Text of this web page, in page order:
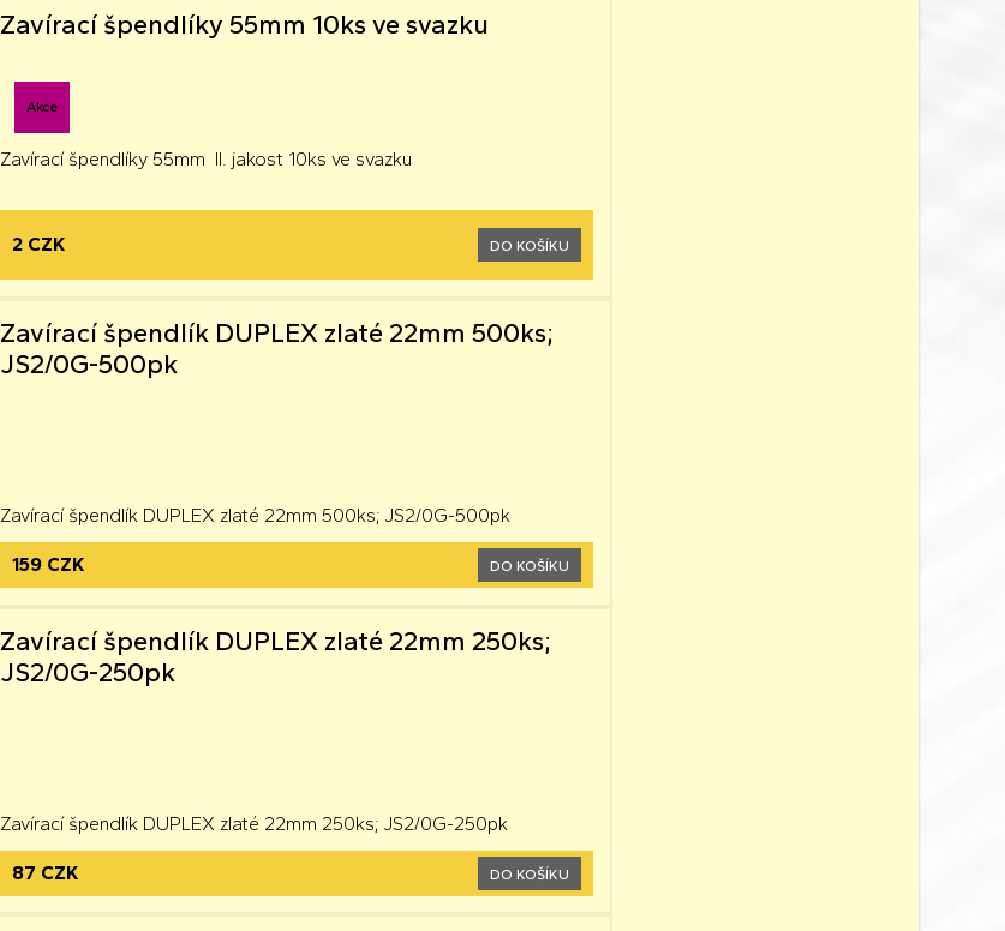
Akce
Zavírací špendlíky 55mm 10ks ve svazku
Zavírací špendlíky 55mm II. jakost 10ks ve svazku
2 CZK DO KOŠÍKU
Zavírací špendlík DUPLEX zlaté 22mm 500ks;
JS2/0G-500pk
Zavírací špendlík DUPLEX zlaté 22mm 500ks; JS2/0G-500pk
159 CZK DO KOŠÍKU
Zavírací špendlík DUPLEX zlaté 22mm 250ks;
JS2/0G-250pk
Zavírací špendlík DUPLEX zlaté 22mm 250ks; JS2/0G-250pk
87 CZK DO KOŠÍKU